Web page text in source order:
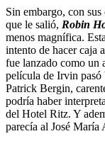
Sin embargo, con
que le salió, Robin
menos magnífica.
intento de hacer caja
fue lanzado como un
película de Irvin pasó
Patrick Bergin,
podría haber
del Hotel Ritz. Y
parecía al José